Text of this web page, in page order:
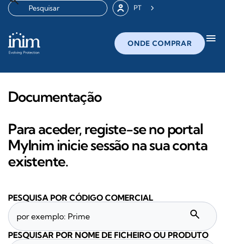
PT
ONDE COMPRAR menu
Documentação
Para aceder, registe-se no portal
MyInim inicie sessão na sua conta
existente.
PESQUISA POR CÓDIGO COMERCIAL
search
PESQUISAR POR NOME DE FICHEIRO OU PRODUTO